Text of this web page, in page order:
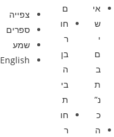
אי
ש
י
ם
ב
ת
נ”
כ
ה
ם
חו
ר
בן
ה
בי
ת
חו
ר
צפייה
ספרים
שמע
English